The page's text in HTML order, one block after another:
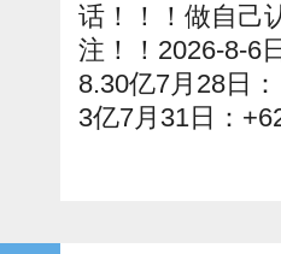
话！！！做自己
注！！2026-8-6
8.30亿7月28日
3亿7月31日：